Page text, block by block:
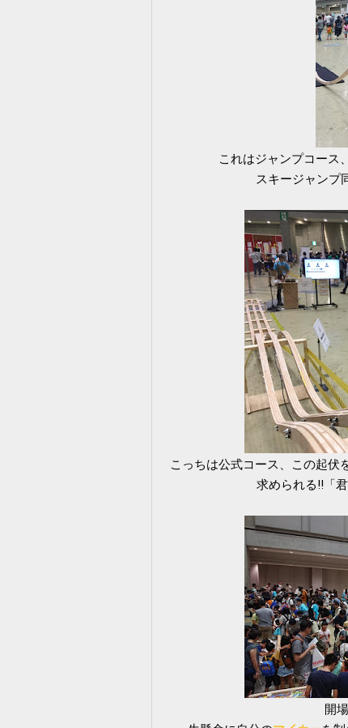
これはジャンプコース
スキージャンプ
こっちは公式コース、この起伏
求められる‼「
開